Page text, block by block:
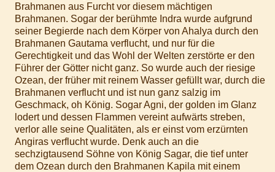
Brahmanen aus Furcht vor diesem mächtigen
Brahmanen. Sogar der berühmte Indra wurde aufgrund
seiner Begierde nach dem Körper von Ahalya durch den
Brahmanen Gautama verflucht, und nur für die
Gerechtigkeit und das Wohl der Welten zerstörte er den
Führer der Götter nicht ganz. So wurde auch der riesige
Ozean, der früher mit reinem Wasser gefüllt war, durch die
Brahmanen verflucht und ist nun ganz salzig im
Geschmack, oh König. Sogar Agni, der golden im Glanz
lodert und dessen Flammen vereint aufwärts streben,
verlor alle seine Qualitäten, als er einst vom erzürnten
Angiras verflucht wurde. Denk auch an die
sechzigtausend Söhne von König Sagar, die tief unter
dem Ozean durch den Brahmanen Kapila mit einem